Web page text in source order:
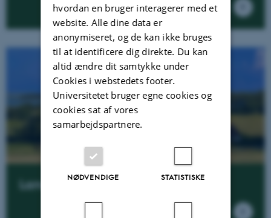
Land-CRAFT
hvordan en bruger interagerer med et
website. Alle dine data er
anonymiseret, og de kan ikke bruges
til at identificere dig direkte. Du kan
altid ændre dit samtykke under
Cookies i webstedets footer.
Universitetet bruger egne cookies og
cookies sat af vores
samarbejdspartnere.
NØDVENDIGE STATISTISKE